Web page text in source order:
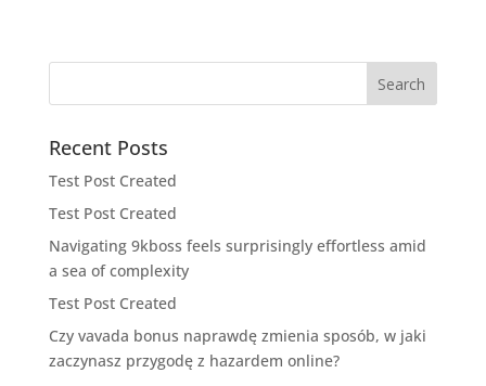
Recent Posts
Test Post Created
Test Post Created
Navigating 9kboss feels surprisingly effortless amid
a sea of complexity
Test Post Created
Czy vavada bonus naprawdę zmienia sposób, w jaki
zaczynasz przygodę z hazardem online?